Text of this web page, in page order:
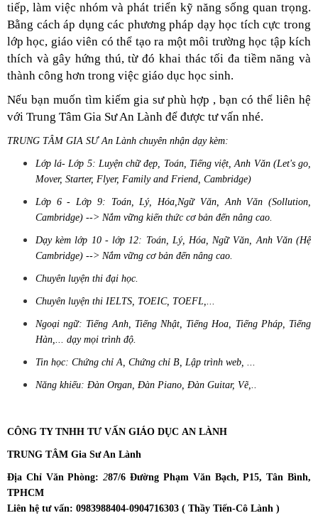
tiếp, làm việc nhóm và phát triển kỹ năng sống quan trọng.
Bằng cách áp dụng các phương pháp dạy học tích cực trong
lớp học, giáo viên có thể tạo ra một môi trường học tập kích
thích và gây hứng thú, từ đó khai thác tối đa tiềm năng và
thành công hơn trong việc giáo dục học sinh.
Nếu bạn muốn tìm kiếm gia sư phù hợp , bạn có thể liên hệ
với Trung Tâm Gia Sư An Lành để được tư vấn nhé.
TRUNG TÂM GIA SƯ An Lành chuyên nhận dạy kèm:
Lớp lá- Lớp 5: Luyện chữ đẹp, Toán, Tiếng việt, Anh Văn (Let's go,
Mover, Starter, Flyer, Family and Friend, Cambridge)
Lớp 6 - Lớp 9: Toán, Lý, Hóa,Ngữ Văn, Anh Văn (Sollution,
Cambridge) --> Nắm vững kiến thức cơ bản đến nâng cao.
Dạy kèm lớp 10 - lớp 12: Toán, Lý, Hóa, Ngữ Văn, Anh Văn (Hệ
Cambridge) --> Nắm vững cơ bản đến nâng cao.
Chuyên luyện thi đại học.
Chuyên luyện thi IELTS, TOEIC, TOEFL,...
Ngoại ngữ: Tiếng Anh, Tiếng Nhật, Tiếng Hoa, Tiếng Pháp, Tiếng
Hàn,... dạy mọi trình độ.
Tin học: Chứng chỉ A, Chứng chỉ B, Lập trình web, ...
Năng khiếu: Đàn Organ, Đàn Piano, Đàn Guitar, Vẽ,..
CÔNG TY TNHH TƯ VẤN GIÁO DỤC AN LÀNH
TRUNG TÂM Gia Sư An Lành
Địa Chỉ Văn Phòng:287/6 Đường Phạm Văn Bạch, P15, Tân Bình,
TPHCM
Liên hệ tư vấn: 0983988404-0904716303 ( Thầy Tiến-Cô Lành )